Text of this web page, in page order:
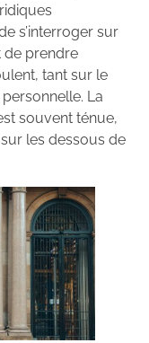
s’interroger sur
de prendre
tant sur le
La
souvent ténue,
les dessous de